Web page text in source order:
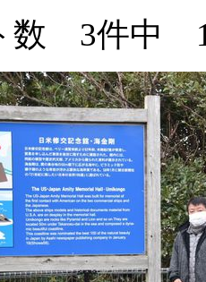
数 3件中